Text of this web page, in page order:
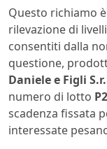
Questo richiamo
rilevazione di
consentiti dalla
questione,
Daniele e Figli
numero di lotto
scadenza fissata
interessate